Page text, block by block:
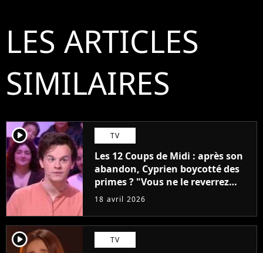
LES ARTICLES
SIMILAIRES
player2 TV
Les 12 Coups de Midi : après son
abandon, Cyprien boycotté des
primes ? "Vous ne le reverrez
plus"
18 avril 2026
player2 TV